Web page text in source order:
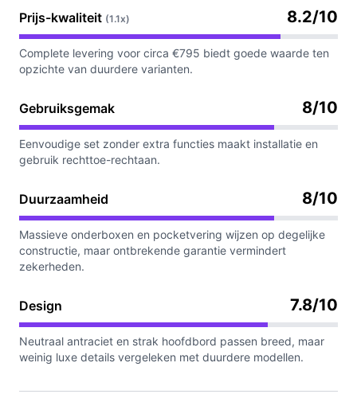
Prijs-kwaliteit (1.1x) 8.2/10
Complete levering voor circa €795 biedt goede waarde ten
opzichte van duurdere varianten.
Gebruiksgemak 8/10
Eenvoudige set zonder extra functies maakt installatie en
gebruik rechttoe-rechtaan.
Duurzaamheid 8/10
Massieve onderboxen en pocketvering wijzen op degelijke
constructie, maar ontbrekende garantie vermindert
zekerheden.
Design 7.8/10
Neutraal antraciet en strak hoofdbord passen breed, maar
weinig luxe details vergeleken met duurdere modellen.